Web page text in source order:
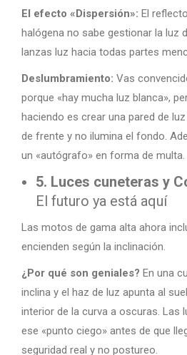
El efecto «Dispersión»: El
halógena no sabe gestionar la luz
lanzas luz hacia todas partes
Deslumbramiento: Vas
porque «hay mucha luz blanca»,
haciendo es crear una pared de
de frente y no ilumina el fondo.
un «autógrafo» en forma de multa.
5. Luces cuneteras y
El futuro ya está aquí
Las motos de gama alta ahora
encienden según la inclinación.
¿Por qué son geniales? En una
inclina y el haz de luz apunta al
interior de la curva a oscuras. Las
ese «punto ciego» antes de que
seguridad real y no postureo.